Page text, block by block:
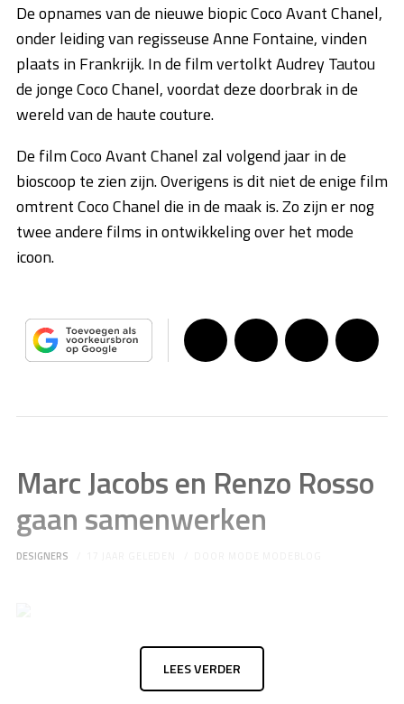
De opnames van de nieuwe biopic Coco Avant Chanel,
onder leiding van regisseuse Anne Fontaine, vinden
plaats in Frankrijk. In de film vertolkt Audrey Tautou
de jonge Coco Chanel, voordat deze doorbrak in de
wereld van de haute couture.
De film Coco Avant Chanel zal volgend jaar in de
bioscoop te zien zijn. Overigens is dit niet de enige film
omtrent Coco Chanel die in de maak is. Zo zijn er nog
twee andere films in ontwikkeling over het mode
icoon.
Marc Jacobs en Renzo Rosso
gaan samenwerken
DESIGNERS
LEES VERDER